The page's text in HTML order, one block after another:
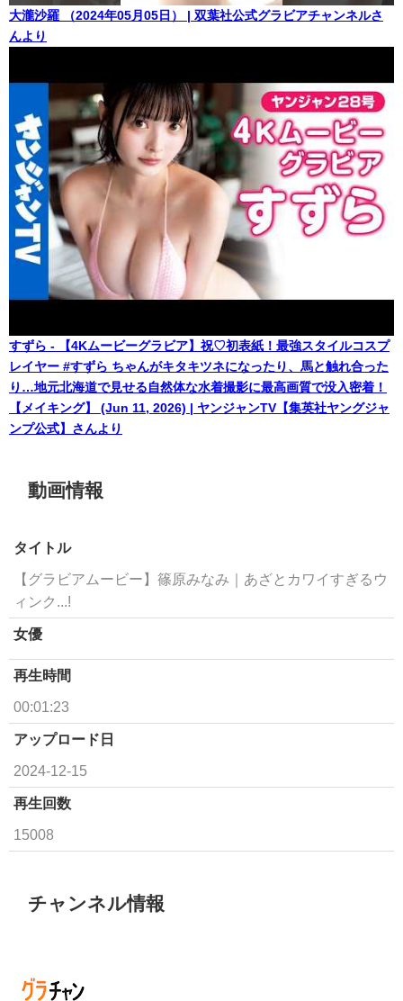
大瀧沙羅 （2024年05月05日） | 双葉社公式グラビアチャンネルさ
んより
すずら - 【4Kムービーグラビア】祝♡初表紙！最強スタイルコスプ
レイヤー #すずら ちゃんがキタキツネになったり、馬と触れ合った
り…地元北海道で見せる自然体な水着撮影に最高画質で没入密着！
【メイキング】 (Jun 11, 2026) | ヤンジャンTV【集英社ヤングジャ
ンプ公式】さんより
動画情報
タイトル
【グラビアムービー】篠原みなみ｜あざとカワイすぎるウ
ィンク...!
女優
再生時間
00:01:23
アップロード日
2024-12-15
再生回数
15008
チャンネル情報